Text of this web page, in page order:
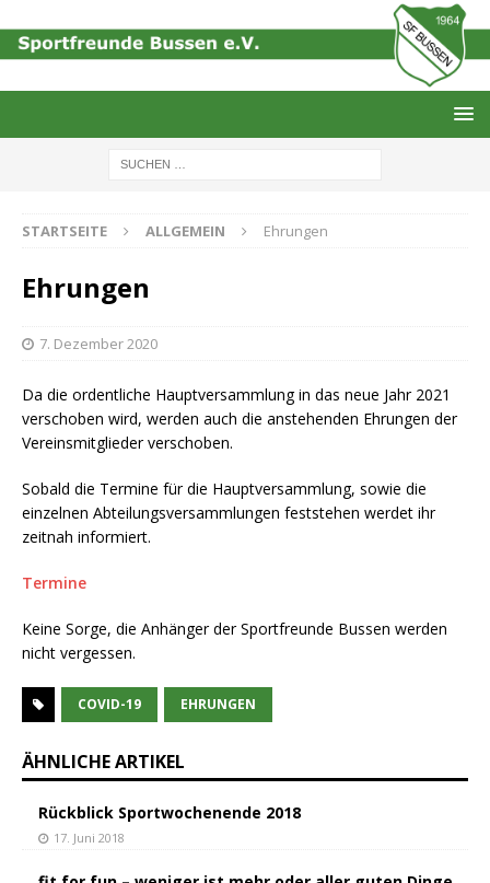
STARTSEITE ALLGEMEIN Ehrungen
Ehrungen
7. Dezember 2020
Da die ordentliche Hauptversammlung in das neue Jahr 2021
verschoben wird, werden auch die anstehenden Ehrungen der
Vereinsmitglieder verschoben.
Sobald die Termine für die Hauptversammlung, sowie die
einzelnen Abteilungsversammlungen feststehen werdet ihr
zeitnah informiert.
Termine
Keine Sorge, die Anhänger der Sportfreunde Bussen werden
nicht vergessen.
COVID-19 EHRUNGEN
ÄHNLICHE ARTIKEL
Rückblick Sportwochenende 2018
17. Juni 2018